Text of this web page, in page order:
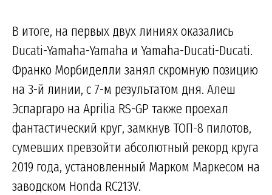
В итоге, на первых двух линиях оказались
Ducati-Yamaha-Yamaha и Yamaha-Ducati-Ducati.
Франко Морбиделли занял скромную позицию
на 3-й линии, с 7-м результатом дня. Алеш
Эспаргаро на Aprilia RS-GP также проехал
фантастический круг, замкнув ТОП-8 пилотов,
сумевших превзойти абсолютный рекорд круга
2019 года, установленный Марком Маркесом на
заводском Honda RC213V.